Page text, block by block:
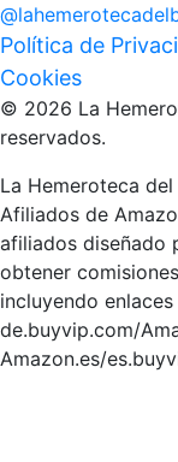
@
Política de
Cookies
© 2026 La
reservados.
La Hemeroteca
Afiliados de
afiliados diseñado
obtener
incluyendo
de.buyvip.com/
Amazon.es/